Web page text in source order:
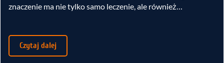
znaczenie ma nie tylko samo leczenie, ale również…
Czytaj dalej